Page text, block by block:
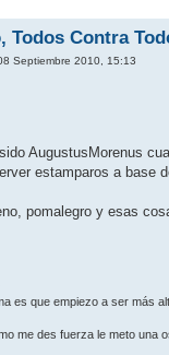
Todos Contra
Septiembre 2010, 15:13
AugustusMorenus
estamparos a base
pomalegro y esas
es que empiezo a ser más
me des fuerza le meto una